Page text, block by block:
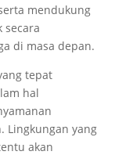
mendukung
secara
di masa depan.
tepat
hal
Lingkungan yang
akan